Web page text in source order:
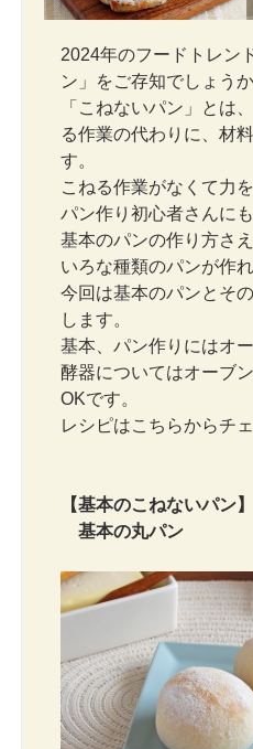
2024年のフードトレン
ン」をご存知でしょうか
「こねないパン」とは
る作業の代わりに、材
す。
こねる作業がなくて力
パン作り初心者さんに
基本のパンの作り方さ
いろな種類のパンが作れ
今回は基本のパンとそ
します。
基本、パン作りにはオ
酵器についてはオーブ
OKです。
レシピはこちらからチ
【基本のこねないパン】
基本の丸パン